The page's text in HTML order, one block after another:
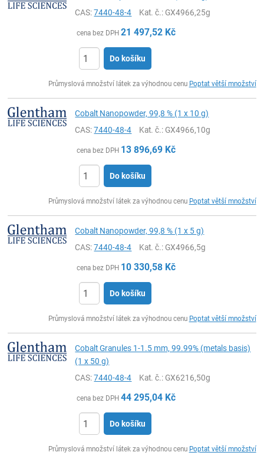
CAS:7440-48-4 Kat. č.: GX4966,25g
cena bez DPH 21 497,52 Kč
Do košíku
Průmyslová množství látek za výhodnou cenu Poptat větší množství
Cobalt Nanopowder, 99,8 % (1 x 10 g)
CAS:7440-48-4 Kat. č.: GX4966,10g
cena bez DPH 13 896,69 Kč
Do košíku
Průmyslová množství látek za výhodnou cenu Poptat větší množství
Cobalt Nanopowder, 99,8 % (1 x 5 g)
CAS:7440-48-4 Kat. č.: GX4966,5g
cena bez DPH 10 330,58 Kč
Do košíku
Průmyslová množství látek za výhodnou cenu Poptat větší množství
Cobalt Granules 1-1.5 mm, 99.99% (metals basis)
(1 x 50 g)
CAS:7440-48-4 Kat. č.: GX6216,50g
cena bez DPH 44 295,04 Kč
Do košíku
Průmyslová množství látek za výhodnou cenu Poptat větší množství